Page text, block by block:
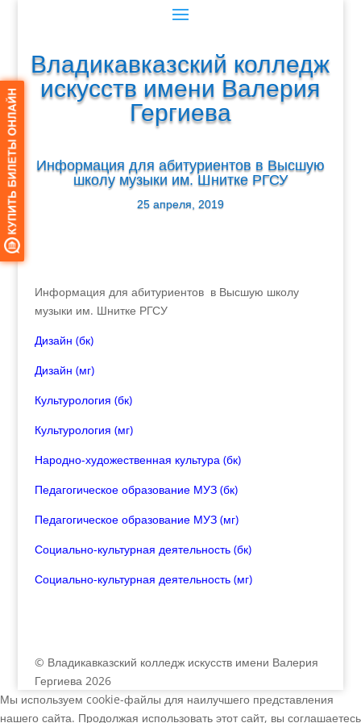
Владикавказский колледж
искусств имени Валерия
Гергиева
Информация для абитуриентов в Высшую
школу музыки им. Шнитке РГСУ
25 апреля, 2019
Информация для абитуриентов в Высшую школу
музыки им. Шнитке РГСУ
Дизайн (бк)
Дизайн (мг)
Культурология (бк)
Культурология (мг)
Народно-художественная культура (бк)
Педагогическое образование МУЗ (бк)
Педагогическое образование МУЗ (мг)
Социально-культурная деятельность (бк)
Социально-культурная деятельность (мг)
© Владикавказский колледж искусств имени Валерия
Гергиева 2026
Мы используем cookie-файлы для наилучшего представления
нашего сайта. Продолжая использовать этот сайт, вы соглашаетесь